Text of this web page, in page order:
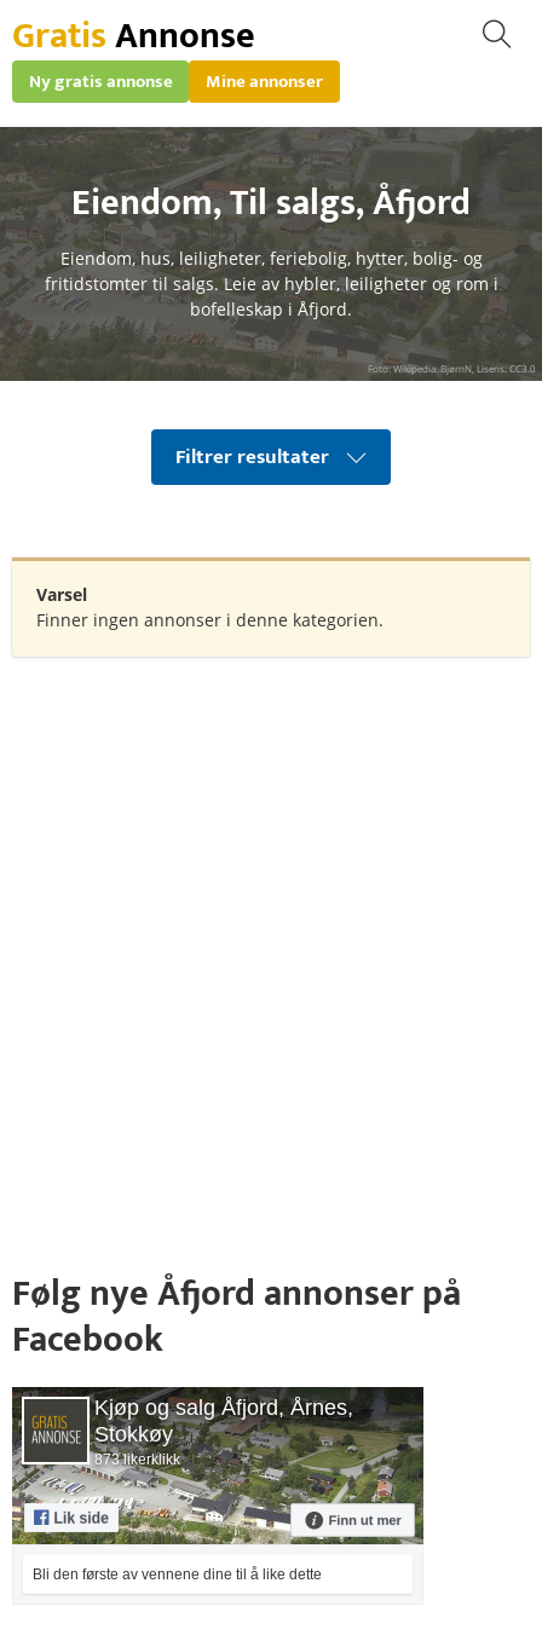
GratisAnnonse
Ny gratis annonse Mine annonser
Eiendom,Til salgs,Åfjord
Eiendom, hus, leiligheter, feriebolig, hytter, bolig- og
fritidstomter til salgs. Leie av hybler, leiligheter og rom i
bofelleskap i Åfjord.
Foto: Wikipedia: BjørnN, Lisens: CC3.0
Filtrer resultater
Varsel
Finner ingen annonser i denne kategorien.
Følg nye Åfjord annonser på
Facebook
Kjøp og salg Åfjord, Årnes,
Stokkøy
873 likerklikk
Bli den første av vennene dine til å like dette